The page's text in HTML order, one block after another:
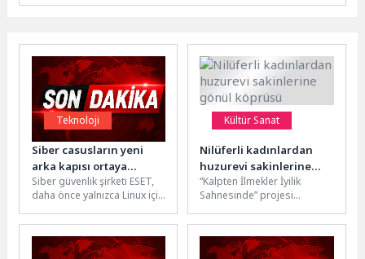
Teknoloji
Siber casusların yeni
arka kapısı ortaya
çıkarıldı
Siber güvenlik şirketi ESET,
daha önce yalnızca Linux için
Çinli bir...
Kültür Sanat
Nilüferli kadınlardan
huzurevi sakinlerine
gönül köprüsü
“Kalpten İlmekler İyilik
Sahnesinde” projesi
kadınların hazırladığı el
emeği ürünler, Nilüfer
Belediyesi İzzet...